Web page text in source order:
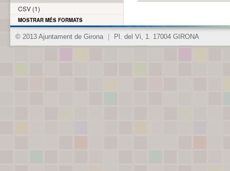
CSV (1)
MOSTRAR MÉS FORMATS
© 2013 Ajuntament de Girona Pl. del Vi, 1. 17004 GIRONA